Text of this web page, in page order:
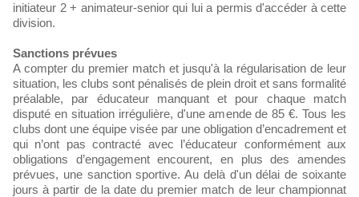
initiateur 2 + animateur-senior qui lui a permis d'accéder à cette
division.
Sanctions prévues
A compter du premier match et jusqu'à la régularisation de leur
situation, les clubs sont pénalisés de plein droit et sans formalité
préalable, par éducateur manquant et pour chaque match
disputé en situation irrégulière, d'une amende de 85 €. Tous les
clubs dont une équipe visée par une obligation d’encadrement et
qui n’ont pas contracté avec l’éducateur conformément aux
obligations d’engagement encourent, en plus des amendes
prévues, une sanction sportive. Au delà d'un délai de soixante
jours à partir de la date du premier match de leur championnat